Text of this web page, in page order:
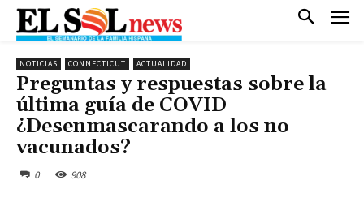
NOTICIAS CONNECTICUT ACTUALIDAD
Preguntas y respuestas sobre la
última guía de COVID
¿Desenmascarando a los no
vacunados?
0 908